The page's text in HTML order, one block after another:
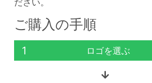
ださい。
ご購入の手順
1 ロゴを選ぶ